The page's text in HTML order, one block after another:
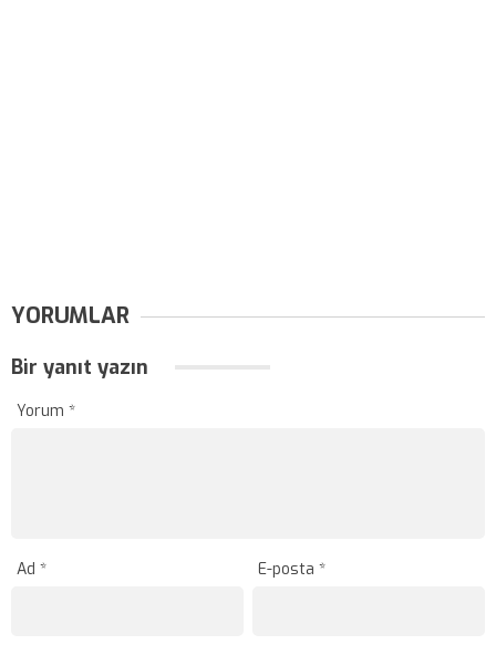
YORUMLAR
Bir yanıt yazın
Yorum *
Ad * E-posta*